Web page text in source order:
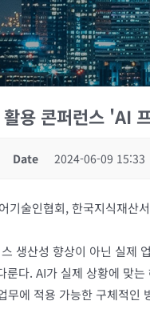
용 콘퍼런스 'AI
Date 2024-06-09 15:33
기술인협회, 한국지식재산
생산성 향상이 아닌 실제
룬다. AI가 실제 상황에 맞
무에 적용 가능한 구체적인